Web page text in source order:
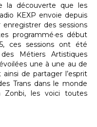
la découverte que les
KEXP envoie depuis
des sessions
programmé·es début
ces sessions ont été
Métiers Artistiques
une à une au de
de partager l’esprit
Trans dans le monde
Zonbi, les voici toutes